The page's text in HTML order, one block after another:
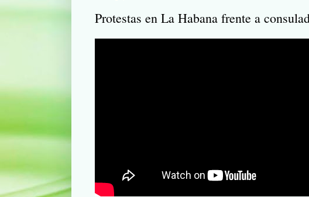
Protestas en La Habana frente a